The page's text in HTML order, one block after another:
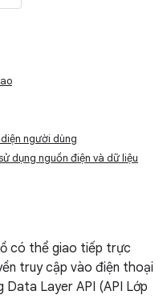
người dùng
dụng nguồn điện và dữ liệu
có thể giao tiếp trực
truy cập vào điện thoại
Data Layer API (API Lớp